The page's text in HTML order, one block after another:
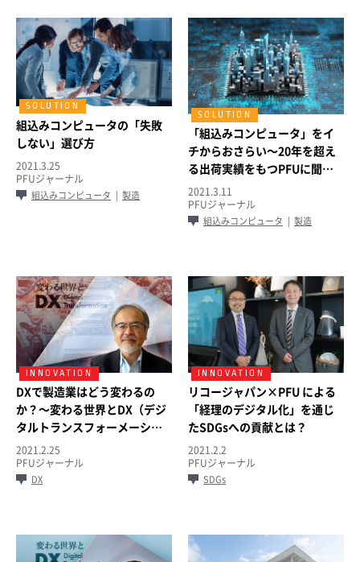
組込みコンピュータの「失敗
しない」選び方
2021.3.25
PFUジャーナル
組込みコンピュータ 製造
「組込みコンピュータ」をイ
チからおさらい～20年を超え
る出荷実績をもつPFUに聞く
～
2021.3.11
PFUジャーナル
組込みコンピュータ 製造
DXで製造業はどう変わるの
か？～変わる世界とDX（デジ
タルトランスフォーメーショ
ン）第5回～
2021.2.25
PFUジャーナル
DX
リコージャパン×PFU による
「経理のデジタル化」を通じ
たSDGsへの貢献とは？
2021.2.2
PFUジャーナル
SDGs